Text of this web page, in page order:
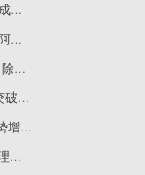
焦点消息！四川五色辉科技有限公司成立 注册资本500万人民币
泡泡玛特首家甜品直营店落地秦皇岛阿那亚 此前全国已开设21家快闪店
每日关注!三菱日联摩根士丹利证券：除非美国暗示联合干预 否则美元有望走强
5月首周：统帅懒人三筒洗衣机销量突破45万台
卡萨帝软风空调10周年：2026Q1逆势增长
海尔麦浪元气冰吧亮相央视《有AI家理人》